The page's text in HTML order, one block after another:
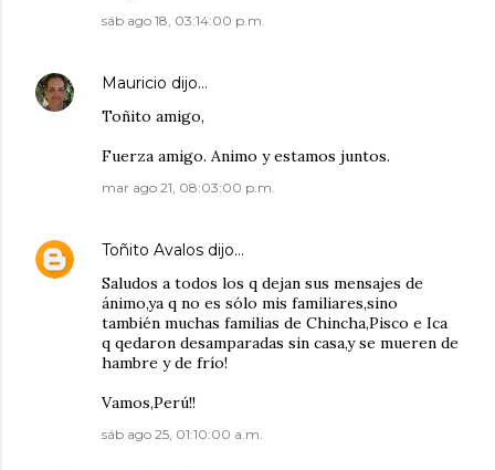
sáb ago 18, 03:14:00 p.m.
Mauricio dijo…
Toñito amigo,
Fuerza amigo. Animo y estamos juntos.
mar ago 21, 08:03:00 p.m.
Toñito Avalos dijo…
Saludos a todos los q dejan sus mensajes de
ánimo,ya q no es sólo mis familiares,sino
también muchas familias de Chincha,Pisco e Ica
q qedaron desamparadas sin casa,y se mueren de
hambre y de frío!
Vamos,Perú!!
sáb ago 25, 01:10:00 a.m.